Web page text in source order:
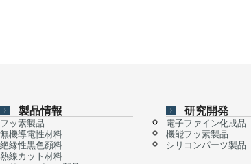
製品情報
フッ素製品
無機導電性材料
絶縁性黒色顔料
熱線カット材料
研究開発
電子ファイン化成品
機能フッ素製品
シリコンパーツ製品